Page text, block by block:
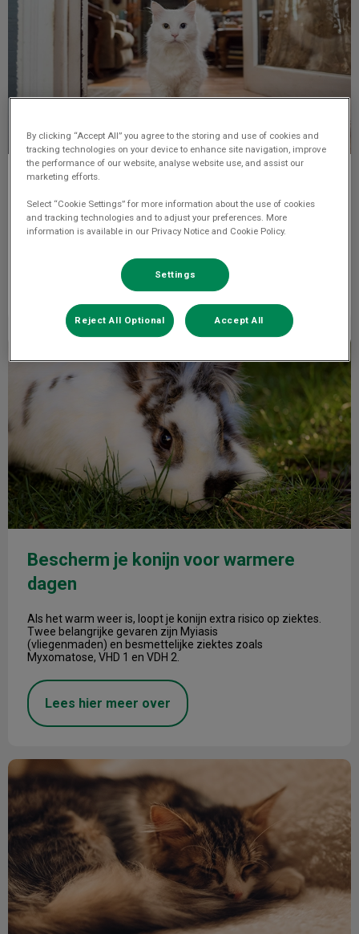
Verzekering
Dit zijn betrouwbare websites waar je een
dierenverzekering kunt afsluiten.
Lees hier meer over
Bescherm je konijn voor warmere dagen
Bescherm je konijn voor warmere
dagen
Als het warm weer is, loopt je konijn extra risico op ziektes.
Twee belangrijke gevaren zijn Myiasis
(vliegenmaden) en besmettelijke ziektes zoals
Myxomatose, VHD 1 en VDH 2.
Lees hier meer over
Last minute vuurwerktips
By clicking “Accept All” you agree to the storing and use of cookies and
tracking technologies on your device to enhance site navigation, improve
the performance of our website, analyse website use, and assist our
marketing efforts.
Select “Cookie Settings” for more information about the use of cookies
and tracking technologies and to adjust your preferences. More
information is available in our Privacy Notice and Cookie Policy.
Settings
Reject All Optional Accept All